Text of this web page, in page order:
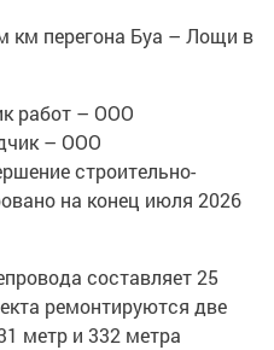
км перегона Буа – Лощи в
работ – ООО
– ООО
строительно-
на конец июля 2026
составляет 25
ремонтируются две
метр и 332 метра